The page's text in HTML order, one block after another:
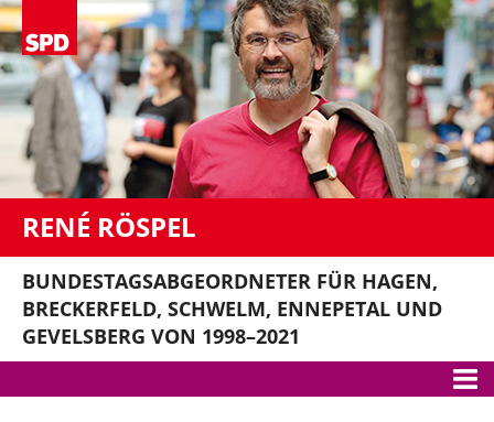
RENÉ RÖSPEL
BUNDESTAGSABGEORDNETER FÜR HAGEN,
BRECKERFELD, SCHWELM, ENNEPETAL UND
GEVELSBERG VON 1998–2021